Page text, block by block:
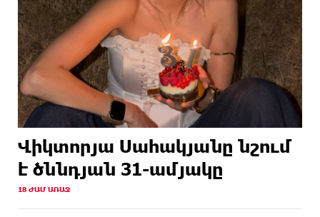
Վիկտորյա Սահակյանը նշում
է ծննդյան 31-ամյակը
18 ԺԱՄ ԱՌԱՋ